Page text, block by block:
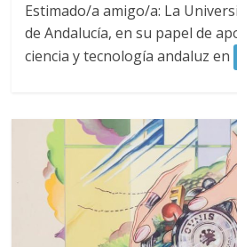
Estimado/a amigo/a: La
de Andalucía, en su papel de
ciencia y tecnología andaluz en